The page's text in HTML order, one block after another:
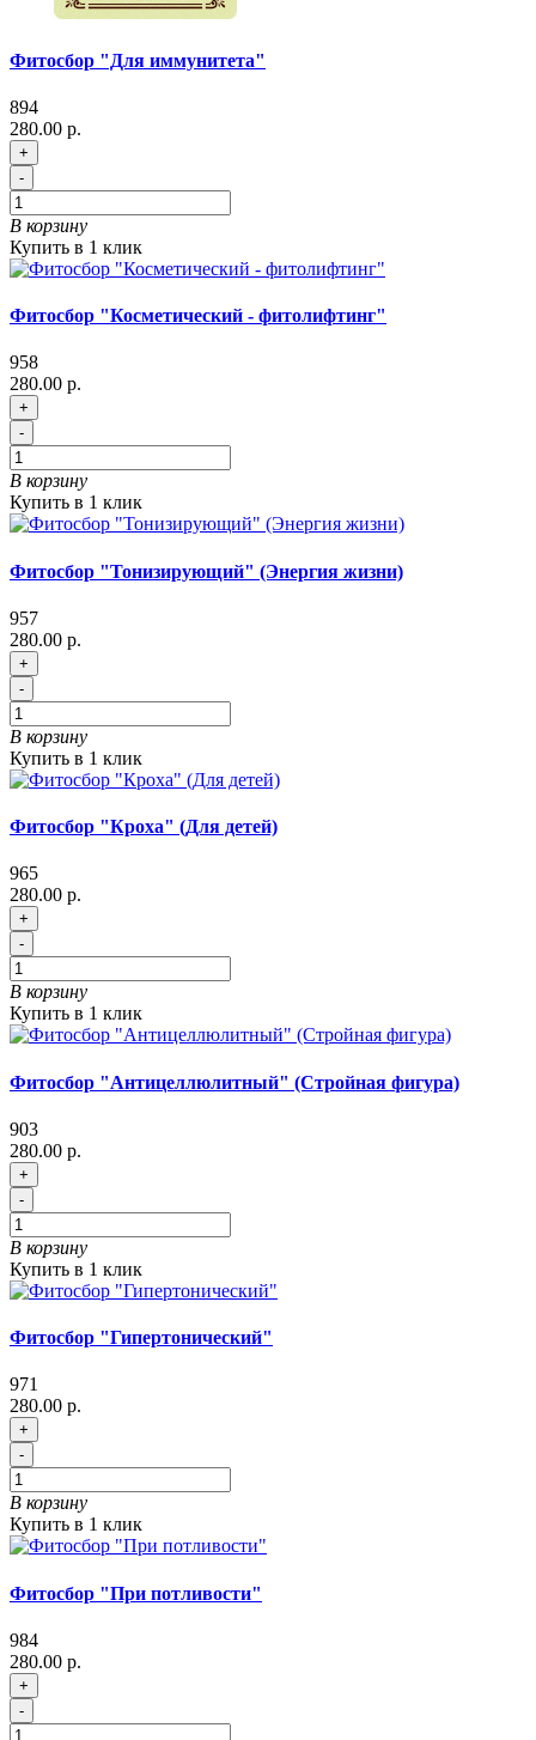
Фитосбор "Для иммунитета"
894
280.00 р.
+
-
В корзину
Купить в 1 клик
Фитосбор "Косметический - фитолифтинг"
958
280.00 р.
+
-
В корзину
Купить в 1 клик
Фитосбор "Тонизирующий" (Энергия жизни)
957
280.00 р.
+
-
В корзину
Купить в 1 клик
Фитосбор "Кроха" (Для детей)
965
280.00 р.
+
-
В корзину
Купить в 1 клик
Фитосбор "Антицеллюлитный" (Стройная фигура)
903
280.00 р.
+
-
В корзину
Купить в 1 клик
Фитосбор "Гипертонический"
971
280.00 р.
+
-
В корзину
Купить в 1 клик
Фитосбор "При потливости"
984
280.00 р.
+
-